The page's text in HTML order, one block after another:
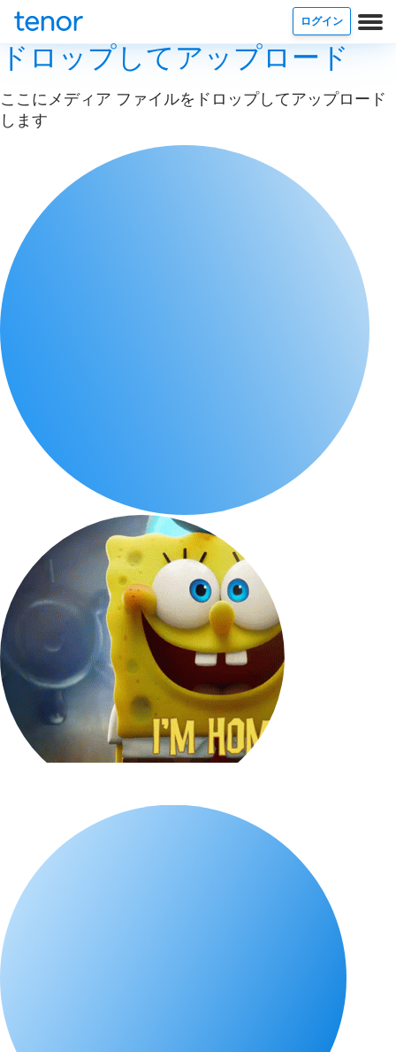
ログイン
ドロップしてアップロード
ここにメディア ファイルをドロップしてアップロード
します